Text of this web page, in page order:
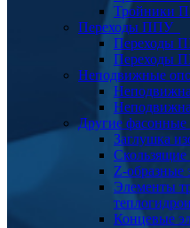
Тройники
Переходы ППУ
Переходы
Переходы
Неподвижные
Другие фасонные
Заглушка
Z-
Элементы
Концевые